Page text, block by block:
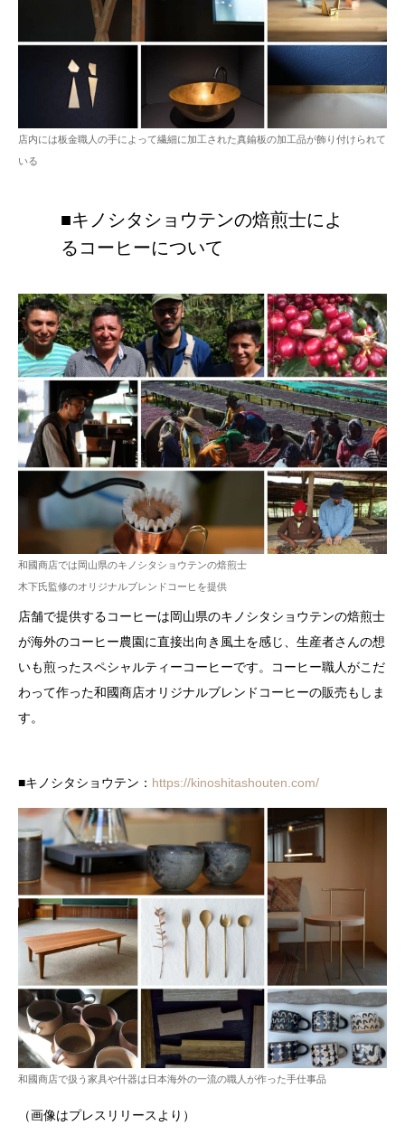
店内には板金職人の手によって繊細に加工された真鍮板の加工品が飾り付けられて
いる
■キノシタショウテンの焙煎士によ
るコーヒーについて
和國商店では岡山県のキノシタショウテンの焙煎士
木下氏監修のオリジナルブレンドコーヒを提供
店舗で提供するコーヒーは岡山県のキノシタショウテンの焙煎士
が海外のコーヒー農園に直接出向き風土を感じ、生産者さんの想
いも煎ったスペシャルティーコーヒーです。コーヒー職人がこだ
わって作った和國商店オリジナルブレンドコーヒーの販売もしま
す。
■キノシタショウテン： https://kinoshitashouten.com/
和國商店で扱う家具や什器は日本海外の一流の職人が作った手仕事品
（画像はプレスリリースより）